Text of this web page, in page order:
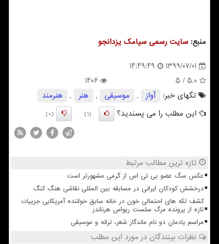
منبع: سایت رسمی سیامك یزدانجو
1399/07/01
14:49:49
5.0
/ 5
1406
تگهای خبر:
آواز , موسیقی , هنر ,
هنرمند
این مطلب را می پسندید؟
(1)
(0)
تازه ترین مطالب مرتبط
عکس سگ عضو بی تی اس از گرمی مشهورتر است
درخشش کودکان ایرانی در مسابقه بین المللی نقاشی هنگ کنگ
کشف لکه های احتمالی خون در خانه سابق خواننده آمریکایی جزییات
تازه از پرونده مرگ سلست ریواس هرناندز
مراسم یادمان دو نام ماندگار شعر، ترانه و موسیقی
نظرات بینندگان در مورد این مطلب